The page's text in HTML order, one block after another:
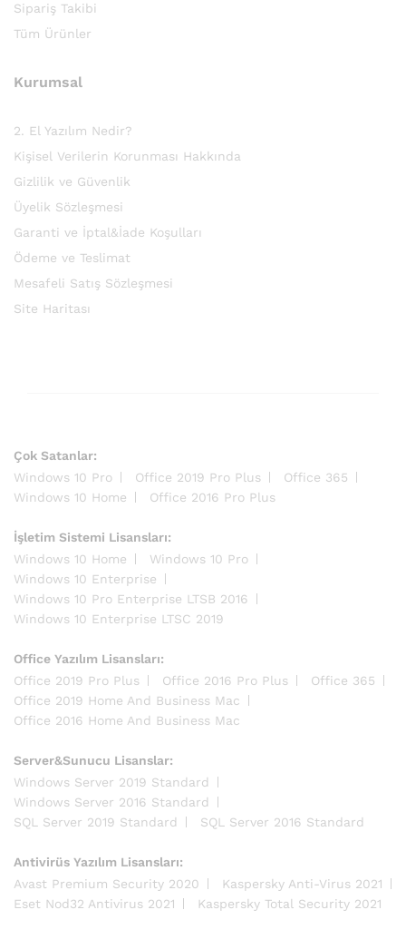
Sipariş Takibi
Tüm Ürünler
Kurumsal
2. El Yazılım Nedir?
Kişisel Verilerin Korunması Hakkında
Gizlilik ve Güvenlik
Üyelik Sözleşmesi
Garanti ve İptal&İade Koşulları
Ödeme ve Teslimat
Mesafeli Satış Sözleşmesi
Site Haritası
Çok Satanlar:
Windows 10 Pro
Office 2019 Pro Plus
Office 365
Windows 10 Home
Office 2016 Pro Plus
İşletim Sistemi Lisansları:
Windows 10 Home
Windows 10 Pro
Windows 10 Enterprise
Windows 10 Pro Enterprise LTSB 2016
Windows 10 Enterprise LTSC 2019
Office Yazılım Lisansları:
Office 2019 Pro Plus
Office 2016 Pro Plus
Office 365
Office 2019 Home And Business Mac
Office 2016 Home And Business Mac
Server&Sunucu Lisanslar:
Windows Server 2019 Standard
Windows Server 2016 Standard
SQL Server 2019 Standard
SQL Server 2016 Standard
Antivirüs Yazılım Lisansları:
Avast Premium Security 2020
Kaspersky Anti-Virus 2021
Eset Nod32 Antivirus 2021
Kaspersky Total Security 2021